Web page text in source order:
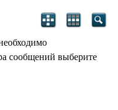
сообщений выберите